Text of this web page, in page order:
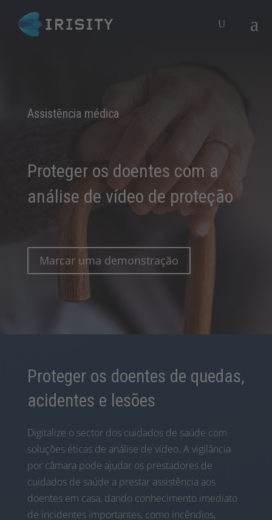
Assistência médica​
Proteger os doentes com a
análise de vídeo de proteção
Marcar uma demonstração
Proteger os doentes de quedas,
acidentes e lesões
Digitalize o sector dos cuidados de saúde com
soluções éticas de análise de vídeo. A vigilância
por câmara pode ajudar os prestadores de
cuidados de saúde a prestar assistência aos
doentes em casa, dando conhecimento imediato
de incidentes importantes, como incêndios,